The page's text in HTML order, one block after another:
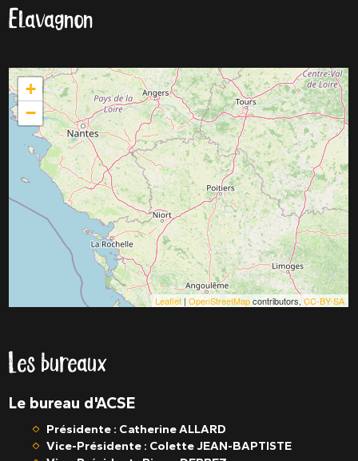
Elavagnon
+
−
Leaflet |OpenStreetMapcontributors,CC-BY-SA
Les bureaux
Le bureau d'ACSE
Présidente : Catherine ALLARD
Vice-Présidente : Colette JEAN-BAPTISTE